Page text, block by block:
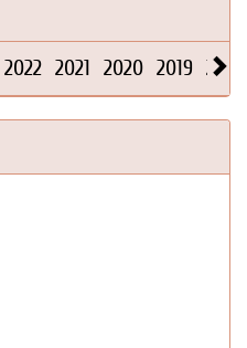
2022 2021 2020 2019 2018